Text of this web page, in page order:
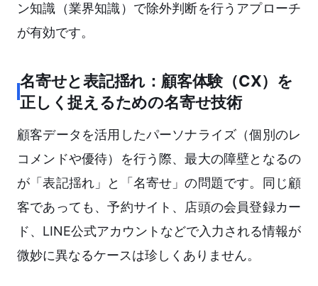
ン知識（業界知識）で除外判断を行うアプローチ
が有効です。
名寄せと表記揺れ：顧客体験（CX）を
正しく捉えるための名寄せ技術
顧客データを活用したパーソナライズ（個別のレ
コメンドや優待）を行う際、最大の障壁となるの
が「表記揺れ」と「名寄せ」の問題です。同じ顧
客であっても、予約サイト、店頭の会員登録カー
ド、LINE公式アカウントなどで入力される情報が
微妙に異なるケースは珍しくありません。